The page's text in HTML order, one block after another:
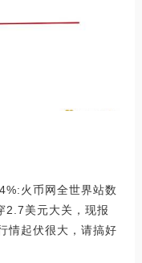
火币网全世界站数
2.7美元大关，现报
情起伏很大，请搞好